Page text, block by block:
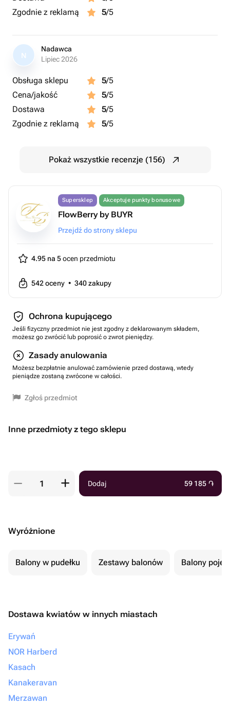
Zgodnie z reklamą
5/5
N
Nadawca
Lipiec 2026
Obsługa sklepu 5/5
Cena/jakość
5/5
Dostawa
5/5
Zgodnie z reklamą
5/5
Pokaż wszystkie recenzje (156)
Supersklep Akceptuje punkty bonusowe
FlowBerry by BUYR
Przejdź do strony sklepu
4.95 na 5ocen przedmiotu
542oceny • 340zakupy
Ochrona kupującego
Jeśli fizyczny przedmiot nie jest zgodny z deklarowanym składem,
możesz go zwrócić lub poprosić o zwrot pieniędzy.
Zasady anulowania
Możesz bezpłatnie anulować zamówienie przed dostawą, wtedy
pieniądze zostaną zwrócone w całości.
Zgłoś przedmiot
Inne przedmioty z tego sklepu
Dodaj 59 185 ֏
Wyróżnione
Balony w pudełku Zestawy balonów Balony
Dostawa kwiatów w innych miastach
Erywań
NOR Harberd
Kasach
Kanakeravan
Merzawan